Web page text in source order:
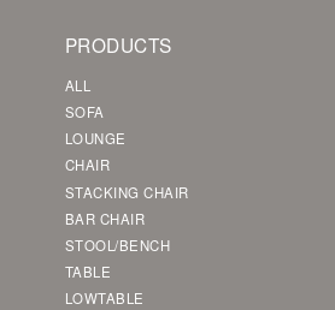
PRODUCTS
ALL
SOFA
LOUNGE
CHAIR
STACKING CHAIR
BAR CHAIR
STOOL/BENCH
TABLE
LOWTABLE